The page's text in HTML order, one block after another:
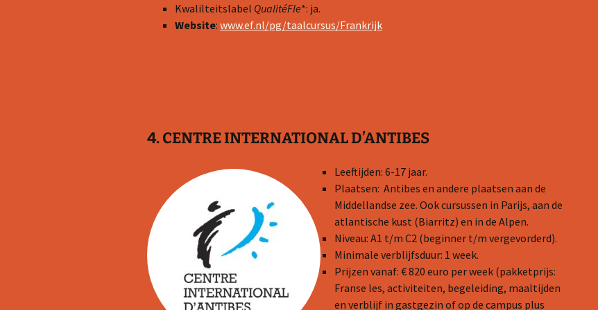
Kwalilteitslabel QualitéFle*: ja.
Website: www.ef.nl/pg/taalcursus/Frankrijk
4. CENTRE INTERNATIONAL D’ANTIBES
Leeftijden: 6-17 jaar.
Plaatsen: Antibes en andere plaatsen aan de
Middellandse zee. Ook cursussen in Parijs, aan de
atlantische kust (Biarritz) en in de Alpen.
Niveau: A1 t/m C2 (beginner t/m vergevorderd).
Minimale verblijfsduur: 1 week.
Prijzen vanaf: € 820 euro per week (pakketprijs:
Franse les, activiteiten, begeleiding, maaltijden
en verblijf in gastgezin of op de campus plus